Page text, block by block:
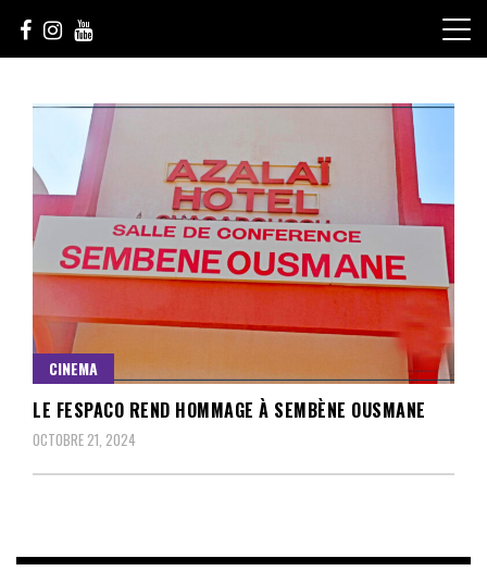
content
sunuculture
CINEMA
LE FESPACO REND HOMMAGE À SEMBÈNE OUSMANE
OCTOBRE 21, 2024